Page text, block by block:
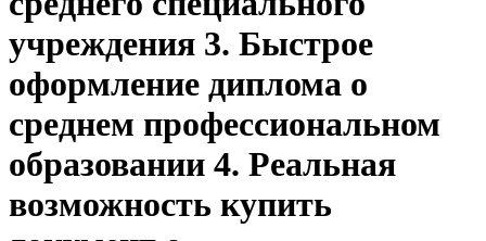
учреждения 3. Быстрое
оформление диплома о
среднем профессиональном
образовании 4. Реальная
возможность купить